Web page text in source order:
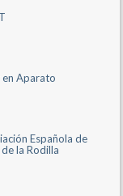
en Aparato
Española de
la Rodilla